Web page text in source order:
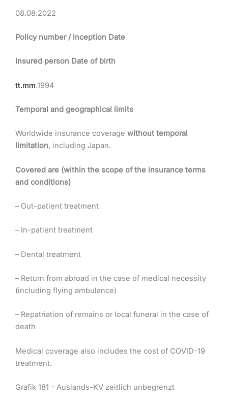
08.08.2022
Policy number / lnception Date
Insured person Date of birth
tt.mm.1994
Temporal and geographical limits
Worldwide insurance coverage without temporal
limitation, including Japan.
Covered are (within the scope of the insurance terms
and conditions)
– Out-patient treatment
– In-patient treatment
– Dental treatment
– Return from abroad in the case of medical necessity
(including flying ambulance)
– Repatriation of remains or local funeral in the case of
death
Medical coverage also includes the cost of COVID-19
treatment.
Grafik 181 – Auslands-KV zeitlich unbegrenzt